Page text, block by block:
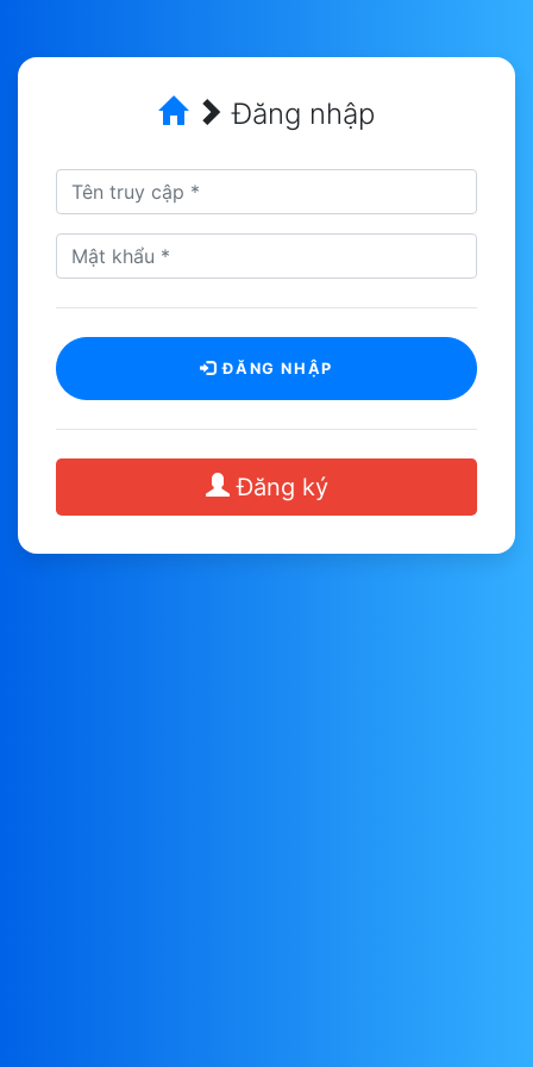
Đăng nhập
ĐĂNG NHẬP
Đăng ký